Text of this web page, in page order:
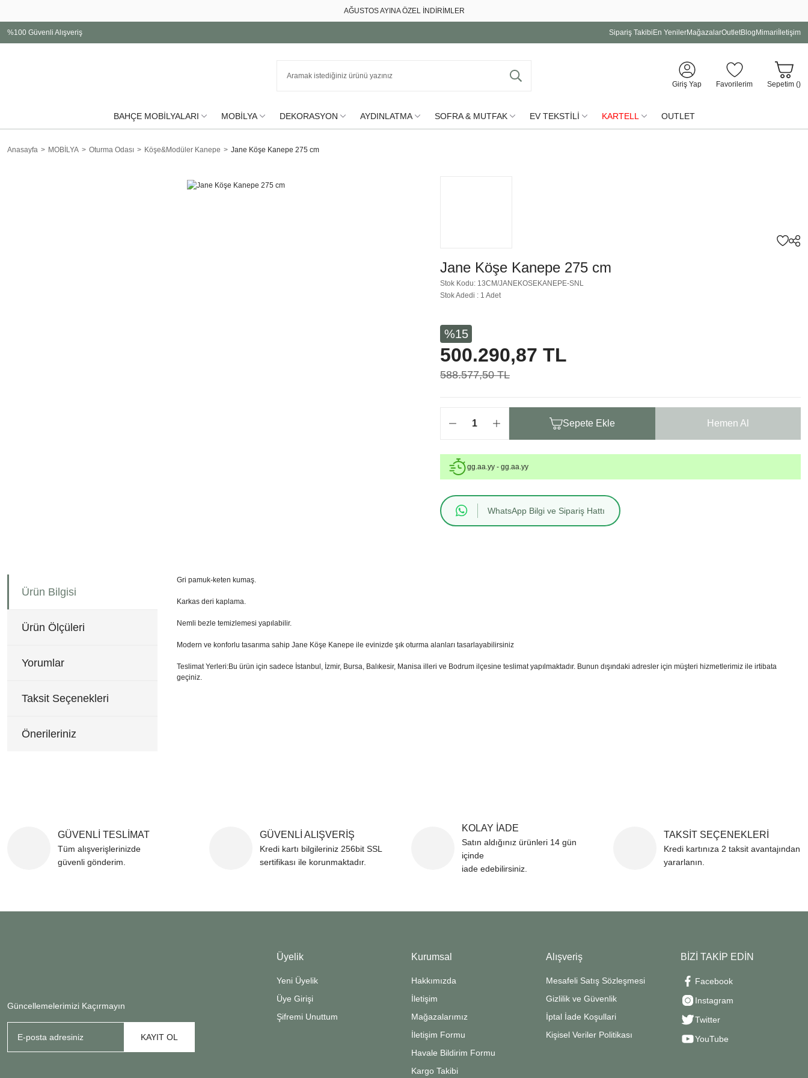
AĞUSTOS AYINA ÖZEL İNDİRİMLER
%100 Güvenli Alışveriş Sipariş Takibi En YenilerMağazalarOutletBlog Mimari İletişim
Giriş Yap Favorilerim Sepetim ()
BAHÇE MOBİLYALARI MOBİLYA DEKORASYON AYDINLATMA SOFRA & MUTFAK EV TEKSTİLİ KARTELL OUTLET
Anasayfa MOBİLYA Oturma Odası Köşe&Modüler Kanepe Jane Köşe Kanepe 275 cm
Jane Köşe Kanepe 275 cm
Stok Kodu: 13CM/JANEKOSEKANEPE-SNL
Stok Adedi : 1 Adet
%15
500.290,87 TL
588.577,50 TL
Sepete Ekle Hemen Al
gg.aa.yy - gg.aa.yy
WhatsApp Bilgi ve Sipariş Hattı
Ürün Bilgisi
Ürün Ölçüleri
Yorumlar
Taksit Seçenekleri
Önerileriniz
Gri pamuk-keten kumaş.
Karkas deri kaplama.
Nemli bezle temizlemesi yapılabilir.
Modern ve konforlu tasarıma sahip Jane Köşe Kanepe ile evinizde şık oturma alanları tasarlayabilirsiniz
Teslimat Yerleri:Bu ürün için sadece İstanbul, İzmir, Bursa, Balıkesir, Manisa illeri ve Bodrum ilçesine teslimat yapılmaktadır. Bunun dışındaki adresler için müşteri hizmetlerimiz ile irtibata
geçiniz.
GÜVENLİ TESLİMAT
Tüm alışverişlerinizde
güvenli gönderim.
GÜVENLİ ALIŞVERİŞ
Kredi kartı bilgileriniz 256bit SSL
sertifikası ile korunmaktadır.
KOLAY İADE
Satın aldığınız ürünleri 14 gün
içinde
iade edebilirsiniz.
TAKSİT SEÇENEKLERİ
Kredi kartınıza 2 taksit avantajından
yararlanın.
Güncellemelerimizi Kaçırmayın
KAYIT OL
Üyelik
Yeni Üyelik
Üye Girişi
Şifremi Unuttum
Kurumsal
Hakkımızda
İletişim
Mağazalarımız
İletişim Formu
Havale Bildirim Formu
Kargo Takibi
Alışveriş
Mesafeli Satış Sözleşmesi
Gizlilik ve Güvenlik
İptal İade Koşullari
Kişisel Veriler Politikası
BİZİ TAKİP EDİN
Facebook
Instagram
Twitter
YouTube